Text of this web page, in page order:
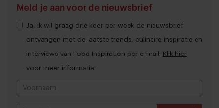
Meld je aan voor de nieuwsbrief
Ja, ik wil graag drie keer per week de nieuwsbrief
ontvangen met de laatste trends, culinaire inspiratie en
interviews van Food Inspiration per e-mail. Klik hier
voor meer informatie.